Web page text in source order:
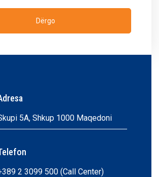
Dërgo
5A, Shkup 1000 Maqedoni
2 3099 500 (Call Center)